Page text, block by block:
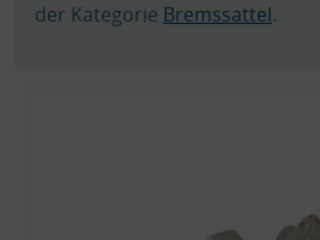
der Kategorie Bremssattel.